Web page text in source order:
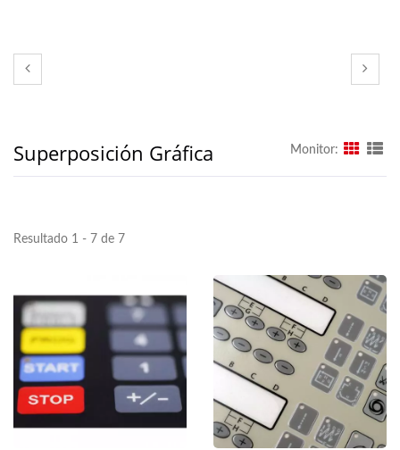
Superposición Gráfica Monitor:
Resultado 1 - 7 de 7